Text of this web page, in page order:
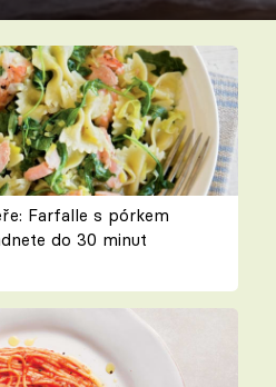
Farfalle s pórkem
do 30 minut